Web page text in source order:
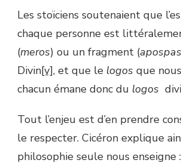
Les stoïciens soutenaient que
chaque personne est
(meros) ou un fragment (
Divin[v], et que le logos que
chacun émane donc du logos
Tout l’enjeu est d’en prendre
le respecter. Cicéron explique
philosophie seule nous enseigne :